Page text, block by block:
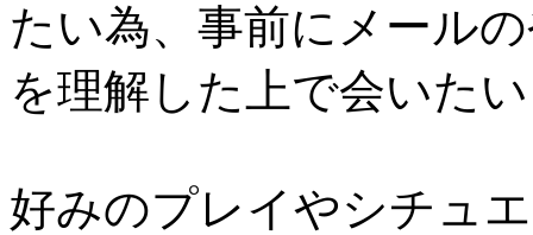
たい為、事前にメール
を理解した上で会いた
好みのプレイやシチュ